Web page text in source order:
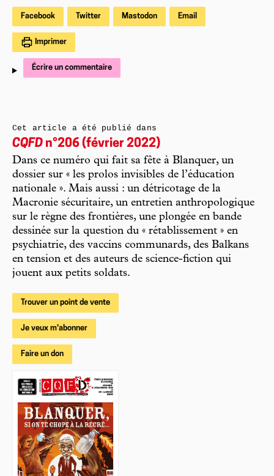
Facebook Twitter Mastodon Email
Imprimer
Écrire un commentaire
Cet article a été publié dans
CQFD n°206 (février 2022)
Dans ce numéro qui fait sa fête à Blanquer, un
dossier sur « les prolos invisibles de l’éducation
nationale ». Mais aussi : un détricotage de la
Macronie sécuritaire, un entretien anthropologique
sur le règne des frontières, une plongée en bande
dessinée sur la question du « rétablissement » en
psychiatrie, des vaccins communards, des Balkans
en tension et des auteurs de science-fiction qui
jouent aux petits soldats.
Trouver un point de vente
Je veux m'abonner
Faire un don